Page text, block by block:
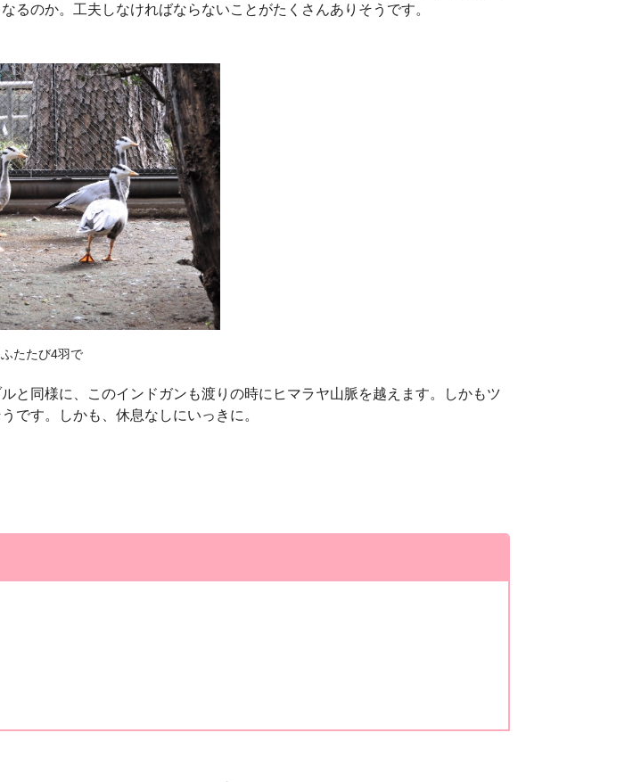
るのか。工夫しなければならないことがたくさんありそうです。
ふたたび4羽で
同様に、このインドガンも渡りの時にヒマラヤ山脈を越えます。しかもツ
です。しかも、休息なしにいっきに。